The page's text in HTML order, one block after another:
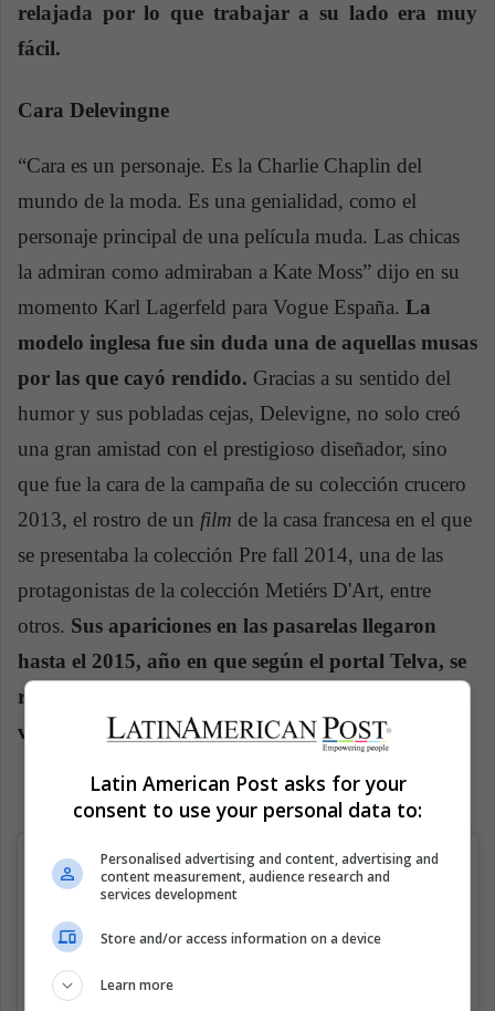
relajada por lo que trabajar a su lado era muy
fácil.
Cara Delevingne
“Cara es un personaje. Es la Charlie Chaplin del
mundo de la moda. Es una genialidad, como el
personaje principal de una película muda. Las chicas
la admiran como admiraban a Kate Moss” dijo en su
momento Karl Lagerfeld para Vogue España. La
modelo inglesa fue sin duda una de aquellas musas
por las que cayó rendido. Gracias a su sentido del
humor y sus pobladas cejas, Delevigne, no solo creó
una gran amistad con el prestigioso diseñador, sino
que fue la cara de la campaña de su colección crucero
2013, el rostro de un film de la casa francesa en el que
se presentaba la colección Pre fall 2014, una de las
protagonistas de la colección Metiérs D'Art, entre
otros. Sus apariciones en las pasarelas llegaron
hasta el 2015, año en que según el portal Telva, se
retiró afirmando que la moda la hacía sentir
vacía.
Latin American Post asks for your
consent to use your personal data to:
Personalised advertising and content, advertising and
content measurement, audience research and
services development
Store and/or access information on a device
Learn more